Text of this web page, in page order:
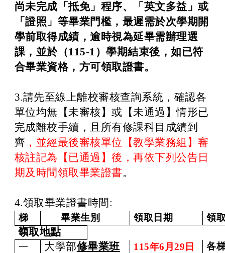
尚未完成「抵免」程序、「英文多益」或
「證照」等畢業門檻，最遲需於次學期開
學前取得成績，逾時視為延畢需辦理選
課，並於（115-1 ）學期結束後，如已符
合畢業資格，方可領取證書。
3.請先至線上離校審核查詢系統，確認各
單位均無【未審核】或【未通過】情形已
完成離校手續，且所有修課科目成績到
齊 ，並經最後審核單位【教學業務組】審
核註記為【已通過】後，再依下列公告日
期及時間領取畢業證書。
4.領取畢業證書時間:
梯
次
畢業生別 領取日期 領
領取地點
一 大學部修畢業班
115年6 月29 日
各